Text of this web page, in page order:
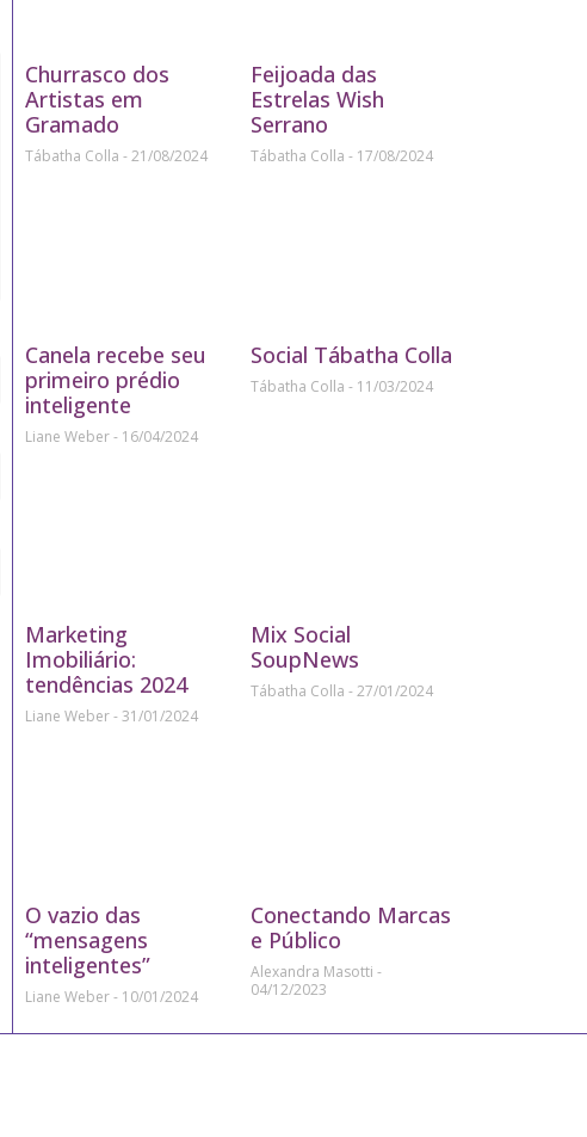
Churrasco dos
Artistas em
Gramado
Tábatha Colla 21/08/2024
Feijoada das
Estrelas Wish
Serrano
Tábatha Colla 17/08/2024
Canela recebe seu
primeiro prédio
inteligente
Liane Weber 16/04/2024
Social Tábatha Colla
Tábatha Colla 11/03/2024
Marketing
Imobiliário:
tendências 2024
Liane Weber 31/01/2024
Mix Social
SoupNews
Tábatha Colla 27/01/2024
O vazio das
“mensagens
inteligentes”
Liane Weber 10/01/2024
Conectando Marcas
e Público
Alexandra Masotti
04/12/2023